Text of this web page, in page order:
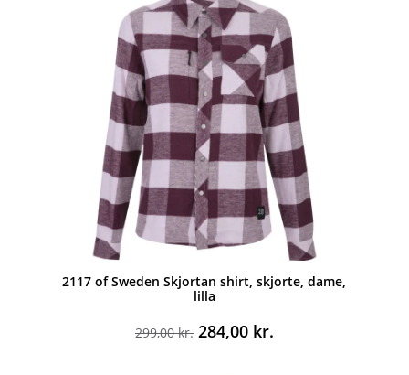
2117 of Sweden Skjortan shirt, skjorte, dame,
lilla
299,00kr. Den
284,00 kr.Den